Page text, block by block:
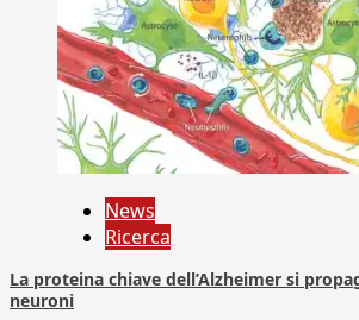
News
Ricerca
La proteina chiave dell’Alzheimer si
neuroni